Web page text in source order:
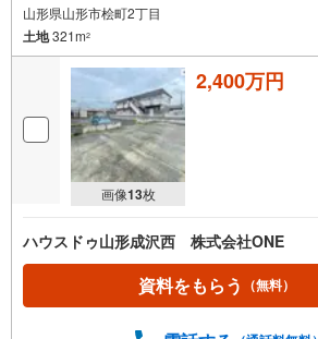
山形県山形市桧町2丁目
土地321m2
画像13枚
2,400万円
ハウスドゥ山形成沢西 株式会社ONE
資料をもらう （無料）